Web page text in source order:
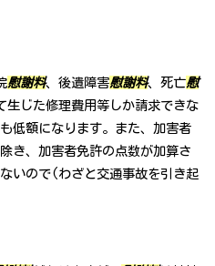
慰謝料、後遺障害慰謝料、死亡慰
じた修理費用等しか請求できな
低額になります。また、加害者
き、加害者免許の点数が加算さ
いので(わざと交通事故を引き起